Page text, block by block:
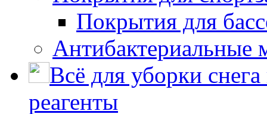
Покрытия для
Антибактериальные
Всё для уборки
реагенты